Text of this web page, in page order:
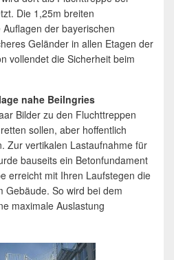
Die 1,25m breiten
der bayerischen
Geländer in allen Etagen der
vollendet die Sicherheit beim
nahe Beilngries
Bilder zu den Fluchttreppen
sollen, aber hoffentlich
Zur vertikalen Lastaufnahme für
bauseits ein Betonfundament
erreicht mit Ihren Laufstegen die
Gebäude. So wird bei dem
maximale Auslastung